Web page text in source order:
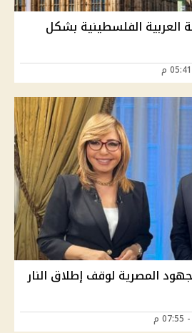
العربية الفلسطينية بشكل
المصرية لوقف إطلاق النار